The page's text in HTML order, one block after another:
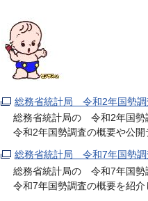
総務省統計局 令和2年国勢調
総務省統計局の 令和2年国勢
令和2年国勢調査の概要や公開
総務省統計局 令和7年国勢調
総務省統計局の 令和7年国勢
令和7年国勢調査の概要を紹介